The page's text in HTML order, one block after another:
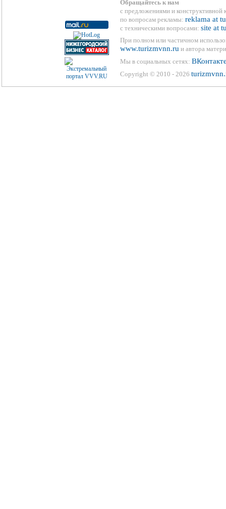
Обращайтесь к нам
с предложениями и конструктивной
по вопросам рекламы: reklama at
с техническими вопросами: site at
При полном или частичном
www.turizmvnn.ru и автора
Мы в социальных сетях:
Copyright © 2010 - 2026